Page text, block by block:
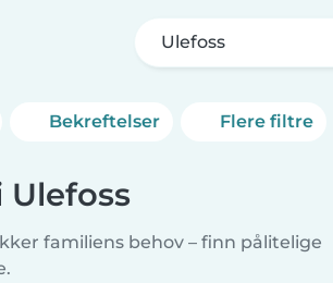
Ulefoss
Bekreftelser Flere filtre
familiens behov – finn pålitelige